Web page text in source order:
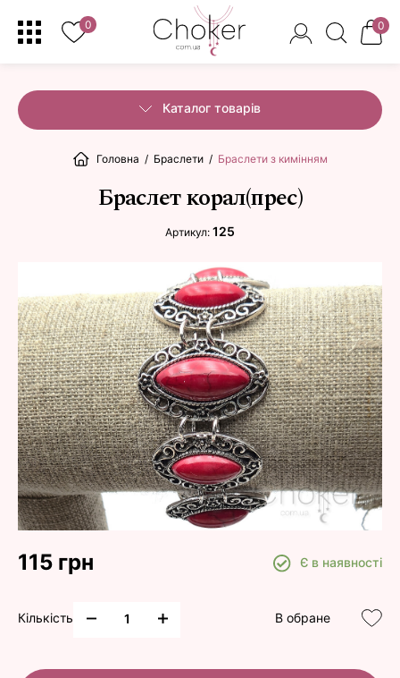
0 0
Каталог товарів
Головна / Браслети / Браслети з кимінням
Браслет корал(прес)
Артикул: 125
115 грн Є в наявності
Кількість В обране